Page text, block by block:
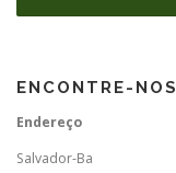
ENCONTRE-NOS
Endereço
Salvador-Ba